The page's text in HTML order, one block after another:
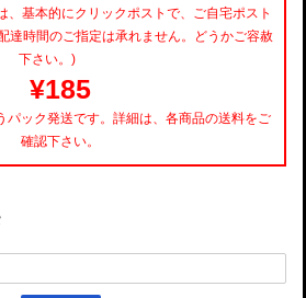
、基本的にクリックポストで、ご自宅ポスト
達時間のご指定は承れません。どうかご容赦
下さい。)
¥185
パック発送です。詳細は、各商品の送料をご
確認下さい。